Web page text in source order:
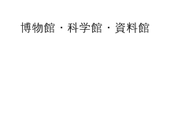
博物館・科学館・資料館